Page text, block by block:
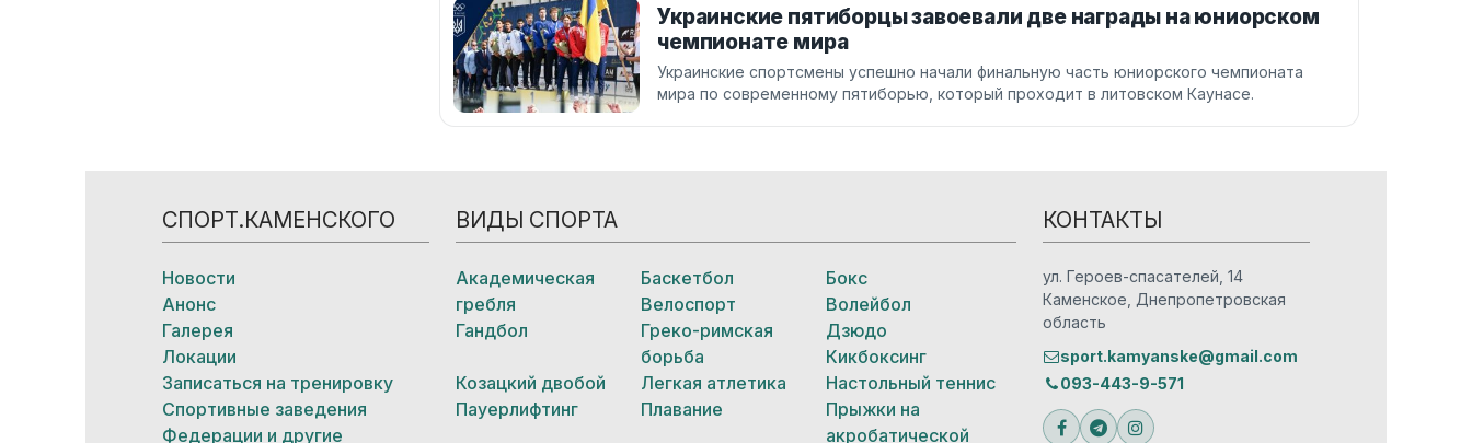
Украинские пятиборцы завоевали две награды на юниорском
чемпионате мира
Украинские спортсмены успешно начали финальную часть юниорского чемпионата
мира по современному пятиборью, который проходит в литовском Каунасе.
СПОРТ.КАМЕНСКОГО
Новости
Анонс
Галерея
Локации
Записаться на тренировку
Спортивные заведения
Федерации и другие
ВИДЫ СПОРТА
Академическая
гребля
Баскетбол
Бокс
Велоспорт
Волейбол
Гандбол
Греко-римская
борьба
Дзюдо
Кикбоксинг
Козацкий двобой
Легкая атлетика
Настольный теннис
Пауерлифтинг
Плавание
Прыжки на
акробатической
КОНТАКТЫ
ул. Героев-спасателей, 14
Каменское, Днепропетровская
область
sport.kamyanske@gmail.com
093-443-9-571